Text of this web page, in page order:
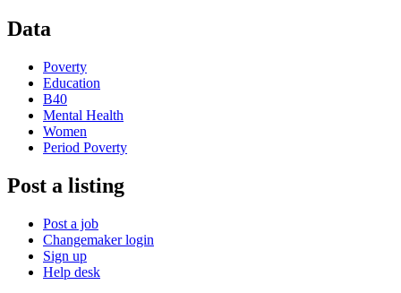
Data
Poverty
Education
B40
Mental Health
Women
Period Poverty
Post a listing
Post a job
Changemaker login
Sign up
Help desk